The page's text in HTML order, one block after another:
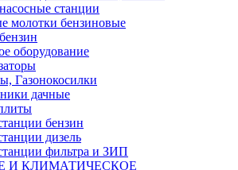
станции
молотки бензиновые
оборудование
Газонокосилки
дачные
бензин
дизель
фильтра и ЗИП
И КЛИМАТИЧЕСКОЕ